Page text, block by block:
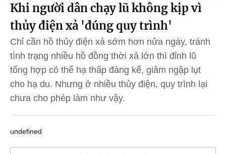
Khi người dân chạy lũ không kịp vì
thủy điện xả 'đúng quy trình'
Chỉ cần hồ thủy điện xả sớm hơn nửa ngày, tránh
tình trạng nhiều hồ đồng thời xả lớn thì đỉnh lũ
tổng hợp có thể hạ thấp đáng kể, giảm ngập lụt
cho hạ du. Nhưng ở nhiều thủy điện, quy trình lại
chưa cho phép làm như vậy.
undefined